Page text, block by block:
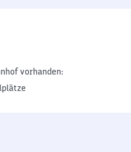
vorhanden: